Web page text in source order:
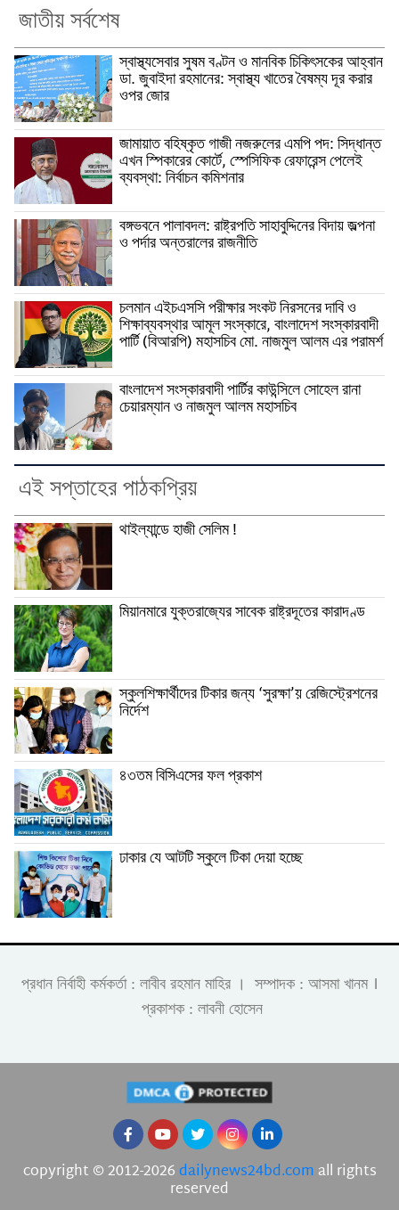
জাতীয় সর্বশেষ
স্বাস্থ্যসেবার সুষম বণ্টন ও মানবিক চিকিৎসকের আহ্বান
ডা. জুবাইদা রহমানের: স্বাস্থ্য খাতের বৈষম্য দূর করার
ওপর জোর
জামায়াত বহিষ্কৃত গাজী নজরুলের এমপি পদ: সিদ্ধান্ত
এখন স্পিকারের কোর্টে, স্পেসিফিক রেফারেন্স পেলেই
ব্যবস্থা: নির্বাচন কমিশনার
বঙ্গভবনে পালাবদল: রাষ্ট্রপতি সাহাবুদ্দিনের বিদায় জল্পনা
ও পর্দার অন্তরালের রাজনীতি
চলমান এইচএসসি পরীক্ষার সংকট নিরসনের দাবি ও
শিক্ষাব্যবস্থার আমূল সংস্কারে, বাংলাদেশ সংস্কারবাদী
পার্টি (বিআরপি) মহাসচিব মো. নাজমুল আলম এর পরামর্শ
বাংলাদেশ সংস্কারবাদী পার্টির কাউন্সিলে সোহেল রানা
চেয়ারম্যান ও নাজমুল আলম মহাসচিব
এই সপ্তাহের পাঠকপ্রিয়
থাইল্যান্ডে হাজী সেলিম !
মিয়ানমারে যুক্তরাজ্যের সাবেক রাষ্ট্রদূতের কারাদণ্ড
স্কুলশিক্ষার্থীদের টিকার জন্য ‘সুরক্ষা’য় রেজিস্ট্রেশনের
নির্দেশ
৪৩তম বিসিএসের ফল প্রকাশ
ঢাকার যে আটটি স্কুলে টিকা দেয়া হচ্ছে
প্রধান নির্বাহী কর্মকর্তা : লাবীব রহমান মাহির । সম্পাদক : আসমা খানম ।
প্রকাশক : লাবনী হোসেন
copyright © 2012-2026dailynews24bd.com all rights
reserved